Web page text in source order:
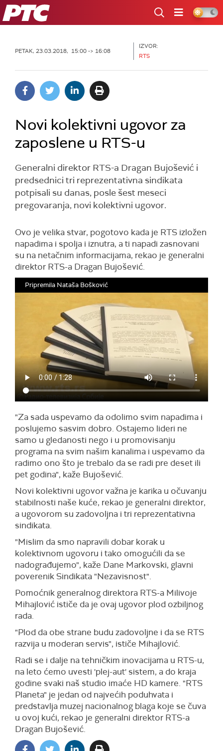
RTS
PETAK, 23.03.2018, 15:00 -> 16:08
IZVOR:
RTS
Novi kolektivni ugovor za
zaposlene u RTS-u
Generalni direktor RTS-a Dragan Bujošević i
predsednici tri reprezentativna sindikata
potpisali su danas, posle šest meseci
pregovaranja, novi kolektivni ugovor.
Ovo je velika stvar, pogotovo kada je RTS izložen
napadima i spolja i iznutra, a ti napadi zasnovani
su na netačnim informacijama, rekao je generalni
direktor RTS-a Dragan Bujošević.
Pripremila Nataša Bošković
"Za sada uspevamo da odolimo svim napadima i
poslujemo sasvim dobro. Ostajemo lideri ne
samo u gledanosti nego i u promovisanju
programa na svim našim kanalima i uspevamo da
radimo ono što je trebalo da se radi pre deset ili
pet godina", kaže Bujošević.
Novi kolektivni ugovor važna je karika u očuvanju
stabilnosti naše kuće, rekao je generalni direktor,
a ugovorom su zadovoljna i tri reprezentativna
sindikata.
"Mislim da smo napravili dobar korak u
kolektivnom ugovoru i tako omogućili da se
nadograđujemo", kaže Dane Markovski, glavni
poverenik Sindikata "Nezavisnost".
Pomoćnik generalnog direktora RTS-a Milivoje
Mihajlović ističe da je ovaj ugovor plod ozbiljnog
rada.
"Plod da obe strane budu zadovoljne i da se RTS
razvija u moderan servis", ističe Mihajlović.
Radi se i dalje na tehničkim inovacijama u RTS-u,
na leto ćemo uvesti 'plej-aut' sistem, a do kraja
godine svaki naš studio imaće HD kamere. "RTS
Planeta" je jedan od najvećih poduhvata i
predstavlja muzej nacionalnog blaga koje se čuva
u ovoj kući, rekao je generalni direktor RTS-a
Dragan Bujošević.